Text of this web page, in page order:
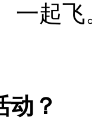
一起飞
动？